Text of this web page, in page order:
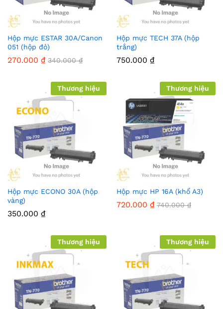
Hộp mực ESTAR 30A/Canon
051 (hộp đỏ)
270.000 ₫ 340.000₫
Hộp mực TECH 37A (hộp
trắng)
750.000 ₫
Thương hiệu
Hộp mực ECONO 30A (hộp
vàng)
350.000 ₫
Thương hiệu
Hộp mực HP 16A (khổ A3)
720.000 ₫ 740.000₫
Thương hiệu Thương hiệu